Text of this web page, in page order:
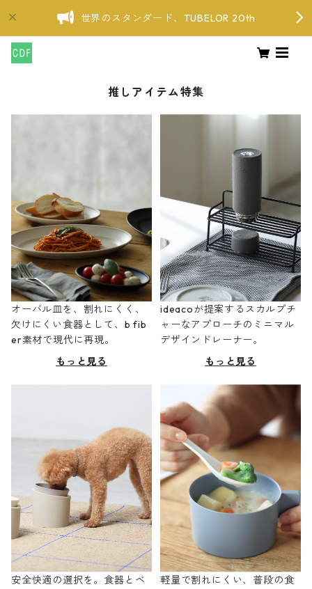
世界のスタンダード、TUBELOR 20th
推しアイテム特集
オーバル皿を、割れにくく、
欠けにくい食器として、b fib
er素材で現代に再現。
もっと見る
ideacoが提案するスカルプチ
ャーなアプローチのミニマル
デザインドレーナー。
もっと見る
安全快適の選択を。食器とベ
軽量で割れにくい、普段の食